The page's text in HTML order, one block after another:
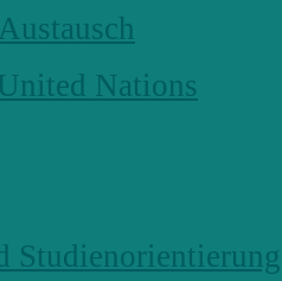
Nations
Studienorientierung